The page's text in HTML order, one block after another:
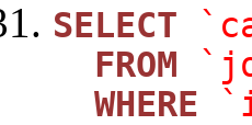
SELECT
FROM
WHERE